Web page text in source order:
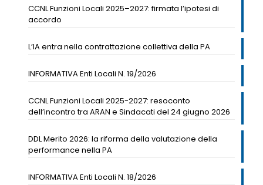
CCNL Funzioni Locali 2025–2027: firmata l’ipotesi di
accordo
L’IA entra nella contrattazione collettiva della PA
INFORMATIVA Enti Locali N. 19/2026
CCNL Funzioni Locali 2025-2027: resoconto
dell’incontro tra ARAN e Sindacati del 24 giugno 2026
DDL Merito 2026: la riforma della valutazione della
performance nella PA
INFORMATIVA Enti Locali N. 18/2026